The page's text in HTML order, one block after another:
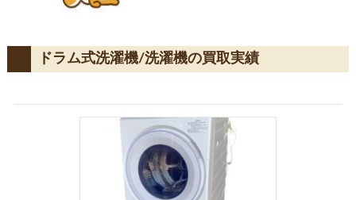
ドラム式洗濯機/洗濯機の買取実績